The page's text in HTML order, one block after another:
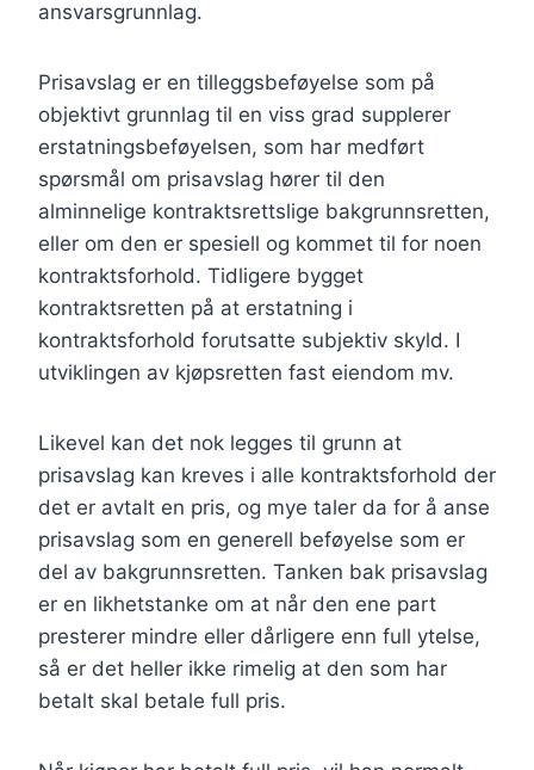
ansvarsgrunnlag.
Prisavslag er en tilleggsbeføyelse som på
objektivt grunnlag til en viss grad supplerer
erstatningsbeføyelsen, som har medført
spørsmål om prisavslag hører til den
alminnelige kontraktsrettslige bakgrunnsretten,
eller om den er spesiell og kommet til for noen
kontraktsforhold. Tidligere bygget
kontraktsretten på at erstatning i
kontraktsforhold forutsatte subjektiv skyld. I
utviklingen av kjøpsretten fast eiendom mv.
Likevel kan det nok legges til grunn at
prisavslag kan kreves i alle kontraktsforhold der
det er avtalt en pris, og mye taler da for å anse
prisavslag som en generell beføyelse som er
del av bakgrunnsretten. Tanken bak prisavslag
er en likhetstanke om at når den ene part
presterer mindre eller dårligere enn full ytelse,
så er det heller ikke rimelig at den som har
betalt skal betale full pris.